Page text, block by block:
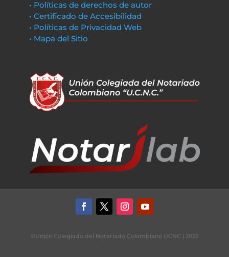
• Políticas de derechos de autor
• Certificado de Accesibilidad
• Políticas de Privacidad Web
• Mapa del Sitio
©Unión Colegiada del Notariado Colombiano UCNC | 2022